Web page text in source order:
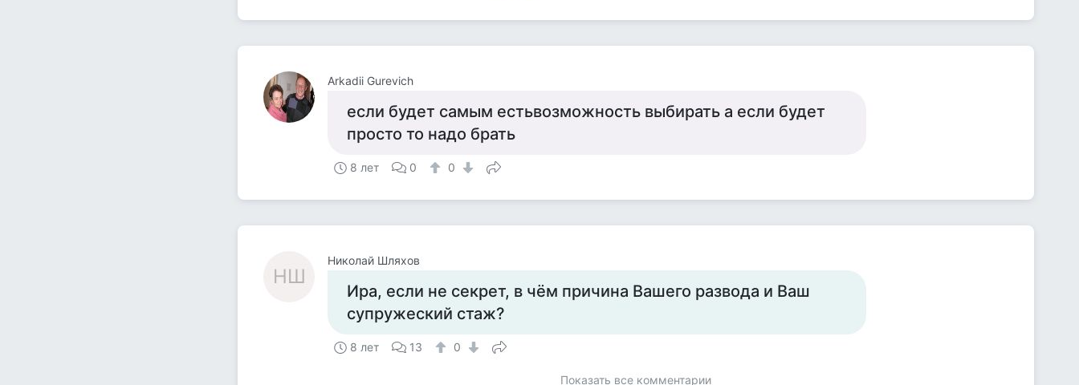
Arkadii Gurevich
если будет самым естьвозможность выбирать а если будет
просто то надо брать
8 лет 0 0
НШ
Николай Шляхов
Ира, если не секрет, в чём причина Вашего развода и Ваш
супружеский стаж?
8 лет 13 0
Показать все комментарии